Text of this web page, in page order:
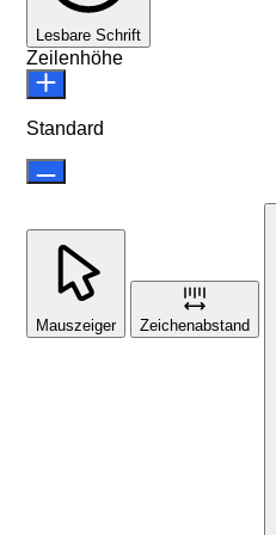
Lesbare Schrift
Zeilenhöhe
Standard
Mauszeiger Zeichenabstand